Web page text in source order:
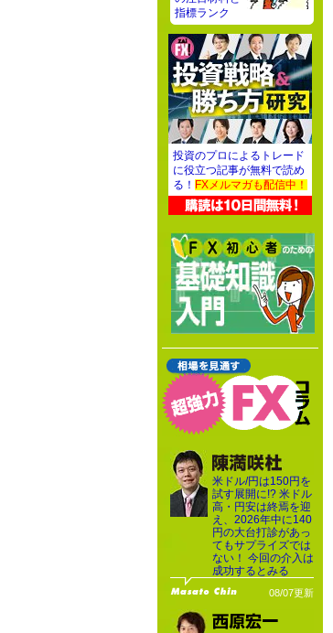
指標ランク
投資のプロによるトレード
に役立つ記事が無料で読め
る！ FXメルマガも配信中！
米ドル/円は150円を
試す展開に!? 米ドル
高・円安は終焉を迎
え、2026年中に140
円の大台打診があっ
てもサプライズでは
ない！ 今回の介入は
成功するとみる
08/07更新